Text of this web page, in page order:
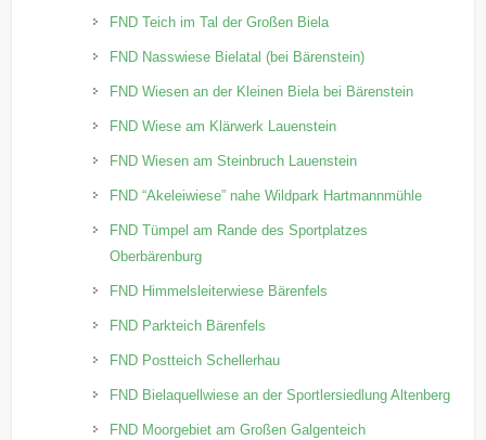
FND Teich im Tal der Großen Biela
FND Nasswiese Bielatal (bei Bärenstein)
FND Wiesen an der Kleinen Biela bei Bärenstein
FND Wiese am Klärwerk Lauenstein
FND Wiesen am Steinbruch Lauenstein
FND “Akeleiwiese” nahe Wildpark Hartmannmühle
FND Tümpel am Rande des Sportplatzes
Oberbärenburg
FND Himmelsleiterwiese Bärenfels
FND Parkteich Bärenfels
FND Postteich Schellerhau
FND Bielaquellwiese an der Sportlersiedlung Altenberg
FND Moorgebiet am Großen Galgenteich